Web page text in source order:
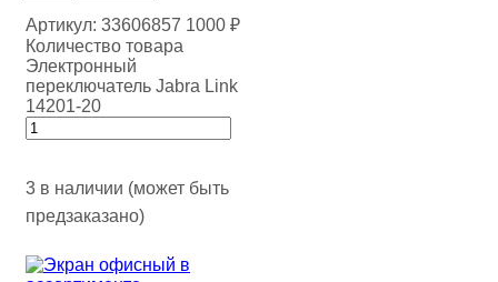
Артикул: 33606857 1000 ₽
Количество товара
Электронный
переключатель Jabra Link
14201-20
3 в наличии (может быть
предзаказано)